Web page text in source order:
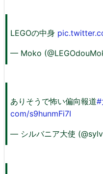
LEGOの中身
— Moko
ありそうで怖い偏向報道#
com/s9hunmFi7I
— シルバニア大使